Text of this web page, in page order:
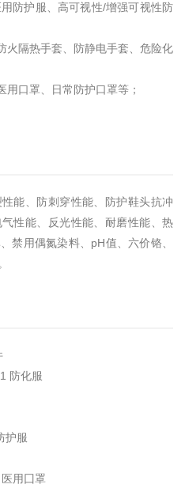
防护服、高可视性/增强可视性防
火隔热手套、防静电手套、危险化
口罩、日常防护口罩等；
能、防刺穿性能、防护鞋头抗冲
性能、反光性能、耐磨性能、热
禁用偶氮染料、pH值、六价铬、
防化服
护服
用囗罩